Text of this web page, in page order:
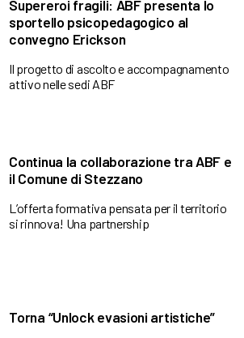
Supereroi fragili: ABF presenta lo
sportello psicopedagogico al
convegno Erickson
Il progetto di ascolto e accompagnamento
attivo nelle sedi ABF
Continua la collaborazione tra ABF e
il Comune di Stezzano
L’offerta formativa pensata per il territorio
si rinnova! Una partnership
Torna “Unlock evasioni artistiche”